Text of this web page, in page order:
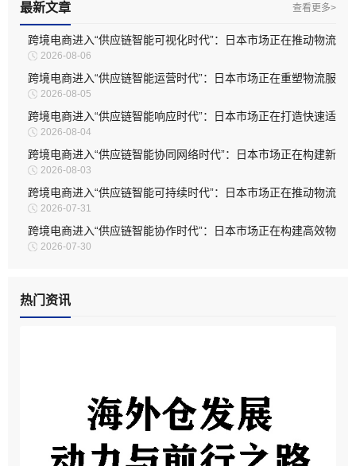
最新文章 查看更多>
跨境电商进入“供应链智能可视化时代”：日本市场正在推动物流
管理全面升级
2026-08-06
跨境电商进入“供应链智能运营时代”：日本市场正在重塑物流服
务模式
2026-08-05
跨境电商进入“供应链智能响应时代”：日本市场正在打造快速适
应型物流体系
2026-08-04
跨境电商进入“供应链智能协同网络时代”：日本市场正在构建新
型物流生态
2026-08-03
跨境电商进入“供应链智能可持续时代”：日本市场正在推动物流
体系绿色升级
2026-07-31
跨境电商进入“供应链智能协作时代”：日本市场正在构建高效物
流生态体系
2026-07-30
热门资讯